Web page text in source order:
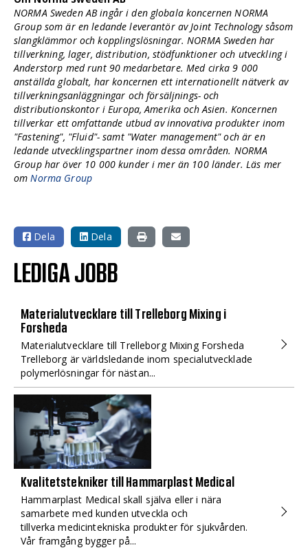
NORMA Sweden AB ingår i den globala koncernen NORMA
Group som är en ledande leverantör av Joint Technology såsom
slangklämmor och kopplingslösningar. NORMA Sweden har
tillverkning, lager, distribution, stödfunktioner och utveckling i
Anderstorp med runt 90 medarbetare. Med cirka 9 000
anställda globalt, har koncernen ett internationellt nätverk av
tillverkningsanläggningar och försäljnings- och
distributionskontor i Europa, Amerika och Asien. Koncernen
tillverkar ett omfattande utbud av innovativa produkter inom
"Fastening", "Fluid"- samt "Water management" och är en
ledande utvecklingspartner inom dessa områden. NORMA
Group har över 10 000 kunder i mer än 100 länder. Läs mer
omNorma Group
Dela Dela
LEDIGA JOBB
Materialutvecklare till Trelleborg Mixing i
Forsheda
Materialutvecklare till Trelleborg Mixing Forsheda
Trelleborg är världsledande inom specialutvecklade
polymerlösningar för nästan...
Kvalitetstekniker till Hammarplast Medical
Hammarplast Medical skall själva eller i nära
samarbete med kunden utveckla och
tillverka medicintekniska produkter för sjukvården.
Vår framgång bygger på...